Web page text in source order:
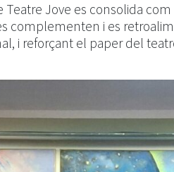
Teatre Jove es consolida
complementen i es
i reforçant el paper del